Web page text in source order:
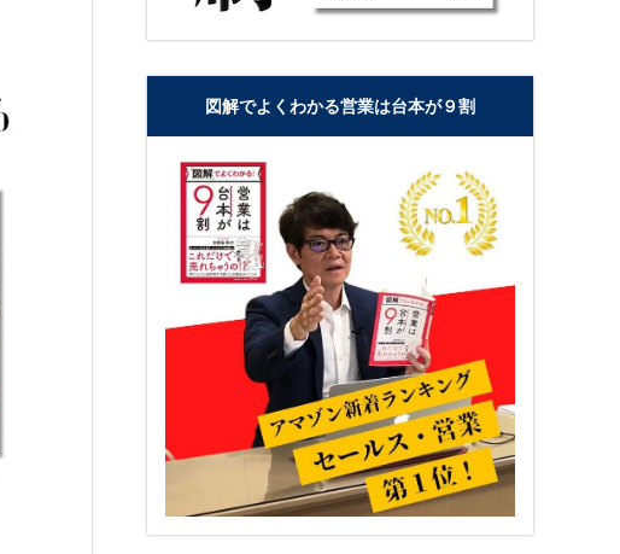
図解でよくわかる営業は台本が９割